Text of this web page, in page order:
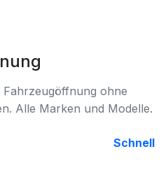
Fahrzeugöffnung ohne
Alle Marken und Modelle.
Schnell